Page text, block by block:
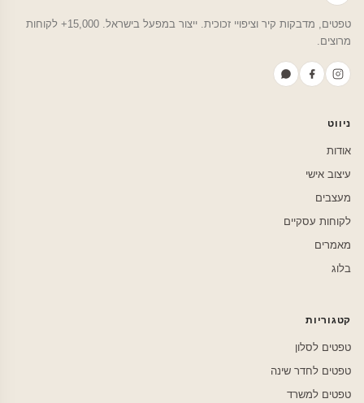
טפטים, מדבקות קיר וציפויי זכוכית. ייצור במפעל בישראל. 15,000+ לקוחות
מרוצים.
ניווט
אודות
עיצוב אישי
מעצבים
לקוחות עסקיים
מאמרים
בלוג
קטגוריות
טפטים לסלון
טפטים לחדר שינה
טפטים למשרד